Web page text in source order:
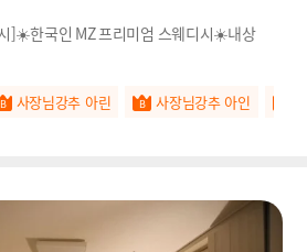
]☀️한국인 MZ 프리미엄 스웨디시☀️내상
사장님강추 아린 사장님강추 아인